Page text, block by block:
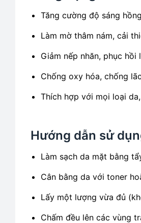
Tăng cường độ sáng
Làm mờ thâm nám, cải
Giảm nếp nhăn, phục hồi
Chống oxy hóa, chống
Thích hợp với mọi loại
Hướng dẫn sử
Làm sạch da mặt bằng
Cân bằng da với toner
Lấy một lượng vừa đủ
Chấm đều lên các vùng